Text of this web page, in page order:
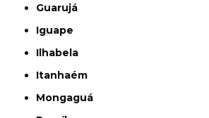
Guarujá
Iguape
Ilhabela
Itanhaém
Mongaguá